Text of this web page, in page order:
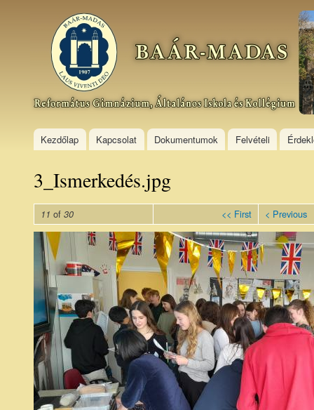
Baár–
Madas
Református
Gimnázium,
Általános
Kollégium
Kezdőlap Kapcsolat Dokumentumok Felvételi
3_Ismerkedés.jpg
11 of 30 << First < Previous
3_Ismerkedés.jpg